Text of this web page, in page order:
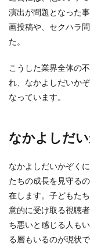
演出が問題となった
画投稿や、セクハラ
た。
こうした業界全体の
れ、なかよしだいか
なっています。
なかよしだ
なかよしだいかぞく
たちの成長を見守る
在します。子どもた
意的に受け取る視聴
ち悪いと感じる人も
る層もいるのが現状で